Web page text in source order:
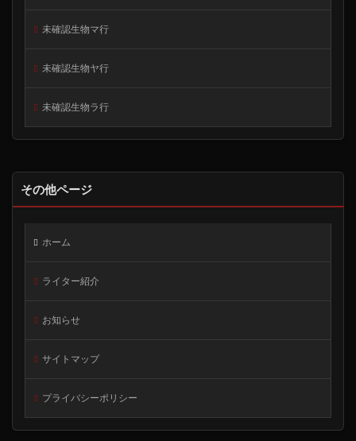
未確認生物マ行
未確認生物ヤ行
未確認生物ラ行
その他ページ
ホーム
ライター紹介
お知らせ
サイトマップ
プライバシーポリシー